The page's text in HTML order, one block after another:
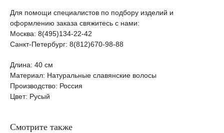
Для помощи специалистов по подбору изделий и
оформлению заказа свяжитесь с нами:
Москва: 8(495)134-22-42
Санкт-Петербург: 8(812)670-98-88
Длина: 40 см
Материал: Натуральные славянские волосы
Производство: Россия
Цвет: Русый
Смотрите также